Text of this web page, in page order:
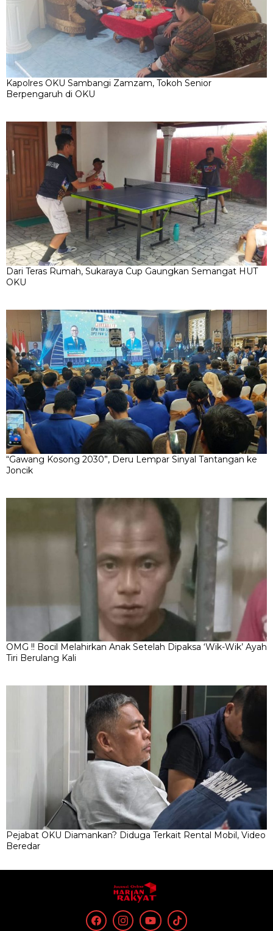
Kapolres OKU Sambangi Zamzam, Tokoh Senior
Berpengaruh di OKU
Dari Teras Rumah, Sukaraya Cup Gaungkan Semangat HUT
OKU
“Gawang Kosong 2030”, Deru Lempar Sinyal Tantangan ke
Joncik
OMG !! Bocil Melahirkan Anak Setelah Dipaksa ‘Wik-Wik’ Ayah
Tiri Berulang Kali
Pejabat OKU Diamankan? Diduga Terkait Rental Mobil, Video
Beredar